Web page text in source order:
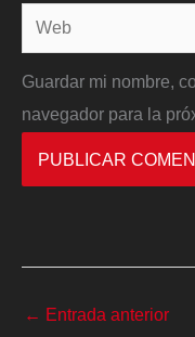
Web
Guardar mi nombre,
navegador para la
← Entrada anterior